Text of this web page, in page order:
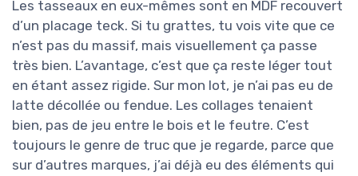
Les tasseaux en eux-mêmes sont en MDF recouvert
d’un placage teck. Si tu grattes, tu vois vite que ce
n’est pas du massif, mais visuellement ça passe
très bien. L’avantage, c’est que ça reste léger tout
en étant assez rigide. Sur mon lot, je n’ai pas eu de
latte décollée ou fendue. Les collages tenaient
bien, pas de jeu entre le bois et le feutre. C’est
toujours le genre de truc que je regarde, parce que
sur d’autres marques, j’ai déjà eu des éléments qui